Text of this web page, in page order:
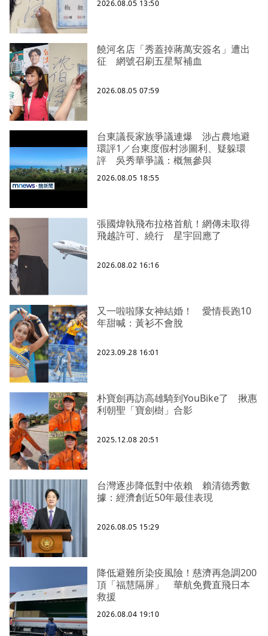
2026.08.05 13:50
饒河名店「秀蓋掉蔣萬安簽名」遭出
征 網號召刷五星幫補血
2026.08.05 07:59
台東議長家族爭議連爆 涉占農地避
環評1／台東度假村涉圖利、疑躲環
評 吳秀華爭議：概無參與
2026.08.05 18:55
張國煒執飛布拉格首航！網傳未取得
飛越許可、繞行 星宇回應了
2026.08.02 16:16
又一啦啦隊女神結婚！ 愛情長跑10
年甜喊：黃衫不會脫
2023.09.28 16:01
朴寶劍再訪高雄騎到YouBike了 揪惠
利朝聖「寶劍樹」合影
2025.12.08 20:51
台灣逐步降低對中依賴 賴清德秀數
據：經濟創近50年最佳表現
2026.08.05 15:29
降低避難所染疫風險！慈濟再急調200
頂「福慧隔屏」 華航免費直飛日本
救援
2026.08.04 19:10